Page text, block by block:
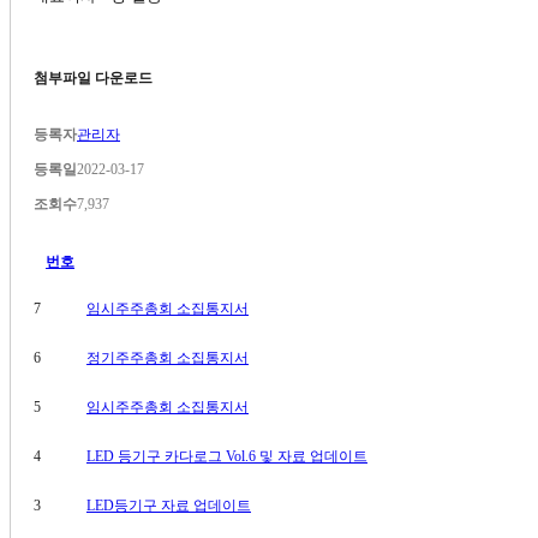
첨부파일 다운로드
등록자관리자
등록일2022-03-17
조회수7,937
번호
7 임시주주총회 소집통지서
6 정기주주총회 소집통지서
5 임시주주총회 소집통지서
4 LED 등기구 카다로그 Vol.6 및 자료 업데이트
3 LED등기구 자료 업데이트